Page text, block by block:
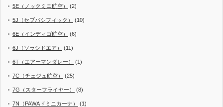
5E（ノックミニ航空） (2)
5J（セブパシフィック） (10)
6E（インディゴ航空） (6)
6J（ソラシドエア） (11)
6T（エアーマンダレー） (1)
7C（チェジュ航空） (25)
7G（スターフライヤー） (8)
7N（PAWAドミニカーナ） (1)